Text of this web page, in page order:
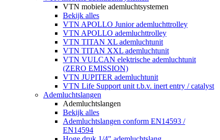
VTN mobiele ademluchtsystemen
Bekijk alles
VTN APOLLO Junior ademluchttrolley
VTN APOLLO ademluchttrolley
VTN TITAN XL ademluchtunit
VTN TITAN XXL ademluchtunit
VTN VULCAN elektrische ademluchtunit
(ZERO EMISSION)
VTN JUPITER ademluchtunit
VTN Life Support unit t.b.v. inert entry / catalyst
Ademluchtslangen
Ademluchtslangen
Bekijk alles
Ademluchtslangen conform EN14593 /
EN14594